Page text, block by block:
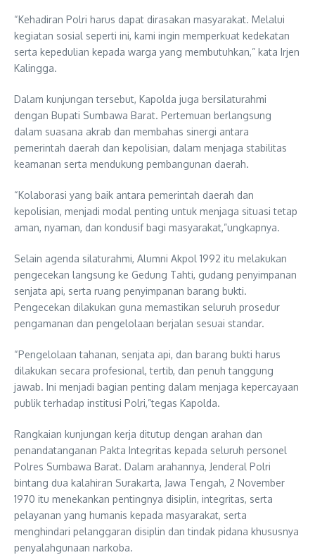
“Kehadiran Polri harus dapat dirasakan masyarakat. Melalui
kegiatan sosial seperti ini, kami ingin memperkuat kedekatan
serta kepedulian kepada warga yang membutuhkan,” kata Irjen
Kalingga.
Dalam kunjungan tersebut, Kapolda juga bersilaturahmi
dengan Bupati Sumbawa Barat. Pertemuan berlangsung
dalam suasana akrab dan membahas sinergi antara
pemerintah daerah dan kepolisian, dalam menjaga stabilitas
keamanan serta mendukung pembangunan daerah.
“Kolaborasi yang baik antara pemerintah daerah dan
kepolisian, menjadi modal penting untuk menjaga situasi tetap
aman, nyaman, dan kondusif bagi masyarakat,”ungkapnya.
Selain agenda silaturahmi, Alumni Akpol 1992 itu melakukan
pengecekan langsung ke Gedung Tahti, gudang penyimpanan
senjata api, serta ruang penyimpanan barang bukti.
Pengecekan dilakukan guna memastikan seluruh prosedur
pengamanan dan pengelolaan berjalan sesuai standar.
“Pengelolaan tahanan, senjata api, dan barang bukti harus
dilakukan secara profesional, tertib, dan penuh tanggung
jawab. Ini menjadi bagian penting dalam menjaga kepercayaan
publik terhadap institusi Polri,”tegas Kapolda.
Rangkaian kunjungan kerja ditutup dengan arahan dan
penandatanganan Pakta Integritas kepada seluruh personel
Polres Sumbawa Barat. Dalam arahannya, Jenderal Polri
bintang dua kalahiran Surakarta, Jawa Tengah, 2 November
1970 itu menekankan pentingnya disiplin, integritas, serta
pelayanan yang humanis kepada masyarakat, serta
menghindari pelanggaran disiplin dan tindak pidana khususnya
penyalahgunaan narkoba.